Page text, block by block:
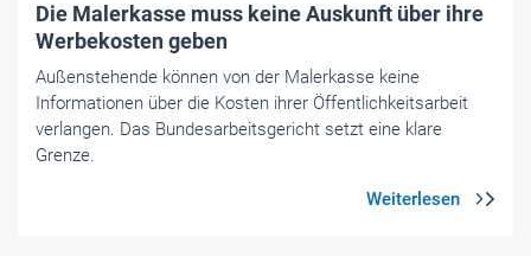
Die Malerkasse muss keine Auskunft über ihre
Werbekosten geben
Außenstehende können von der Malerkasse keine
Informationen über die Kosten ihrer Öffentlichkeitsarbeit
verlangen. Das Bundesarbeitsgericht setzt eine klare
Grenze.